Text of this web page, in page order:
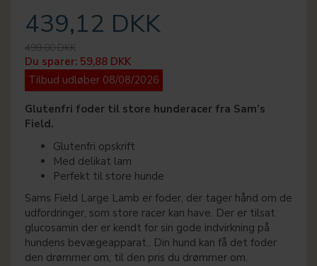
439,12 DKK
499,00 DKK
Du sparer: 59,88 DKK
Tilbud udløber 08/08/2026
Glutenfri foder til store hunderacer fra Sam’s
Field.
Glutenfri opskrift
Med delikat lam
Perfekt til store hunde
Sams Field Large Lamb er foder, der tager hånd om de
udfordringer, som store racer kan have. Der er tilsat
glucosamin der er kendt for sin gode indvirkning på
hundens bevægeapparat.. Din hund kan få det foder
den drømmer om, til den pris du drømmer om.